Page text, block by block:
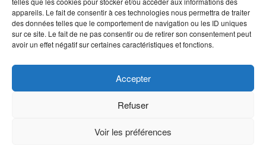
appareils. Le fait de consentir à ces technologies nous permettra de traiter
des données telles que le comportement de navigation ou les ID uniques
sur ce site. Le fait de ne pas consentir ou de retirer son consentement peut
avoir un effet négatif sur certaines caractéristiques et fonctions.
Accepter
Refuser
Voir les préférences
Ligue 1 Mobilis